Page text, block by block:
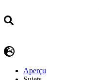
Aperçu